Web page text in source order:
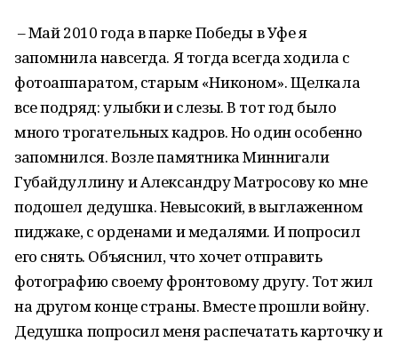
– Май 2010 года в парке Победы в Уфе я
запомнила навсегда. Я тогда всегда ходила с
фотоаппаратом, старым «Никоном». Щелкала
все подряд: улыбки и слезы. В тот год было
много трогательных кадров. Но один особенно
запомнился. Возле памятника Миннигали
Губайдуллину и Александру Матросову ко мне
подошел дедушка. Невысокий, в выглаженном
пиджаке, с орденами и медалями. И попросил
его снять. Объяснил, что хочет отправить
фотографию своему фронтовому другу. Тот жил
на другом конце страны. Вместе прошли войну.
Дедушка попросил меня распечатать карточку и